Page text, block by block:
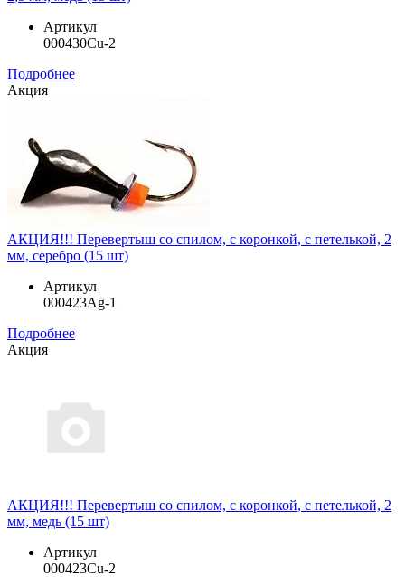
Артикул
000430Cu-2
Подробнее
Акция
АКЦИЯ!!! Перевертыш со спилом, с коронкой, с петелькой, 2
мм, серебро (15 шт)
Артикул
000423Ag-1
Подробнее
Акция
АКЦИЯ!!! Перевертыш со спилом, с коронкой, с петелькой, 2
мм, медь (15 шт)
Артикул
000423Cu-2